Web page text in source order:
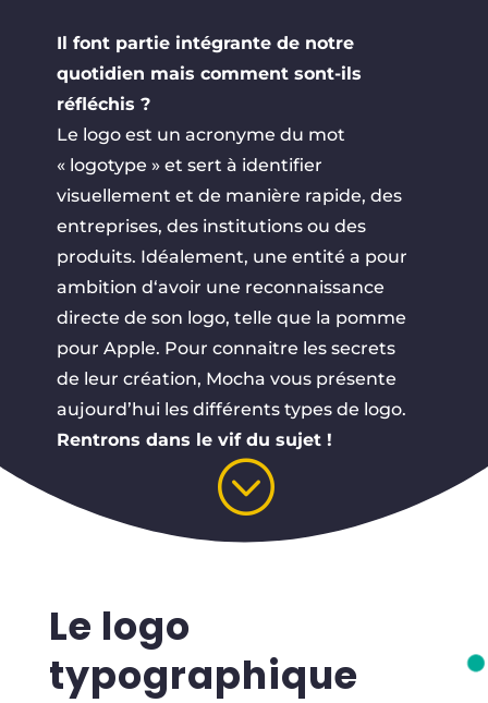
Il font partie intégrante de notre
quotidien mais comment sont-ils
réfléchis ?
Le logo est un acronyme du mot
« logotype » et sert à identifier
visuellement et de manière rapide, des
entreprises, des institutions ou des
produits. Idéalement, une entité a pour
ambition d‘avoir une reconnaissance
directe de son logo, telle que la pomme
pour Apple. Pour connaitre les secrets
de leur création, Mocha vous présente
aujourd’hui les différents types de logo.
Rentrons dans le vif du sujet !
;
Le logo
typographique